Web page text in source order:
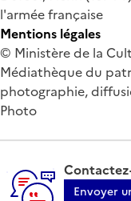
l'armée française
Mentions légales
© Ministère de la
Médiathèque du
photographie,
Photo
Envoyer